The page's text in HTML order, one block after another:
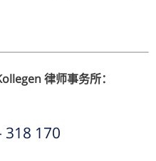
律师事务所：
318 170